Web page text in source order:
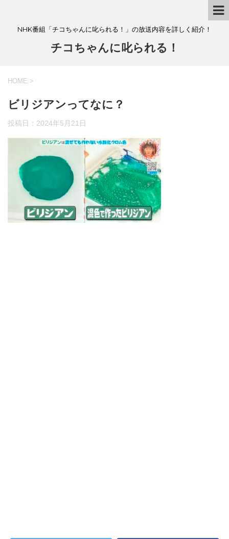
NHK番組「チコちゃんに叱られる！」の放送内容を詳しく紹介！
チコちゃんに叱られる！
HOME >
ビリジアンってなに？
投稿日： 2024年5月21日